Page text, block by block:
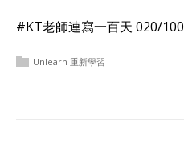
#KT老師連寫一百天 020/100
Unlearn 重新學習